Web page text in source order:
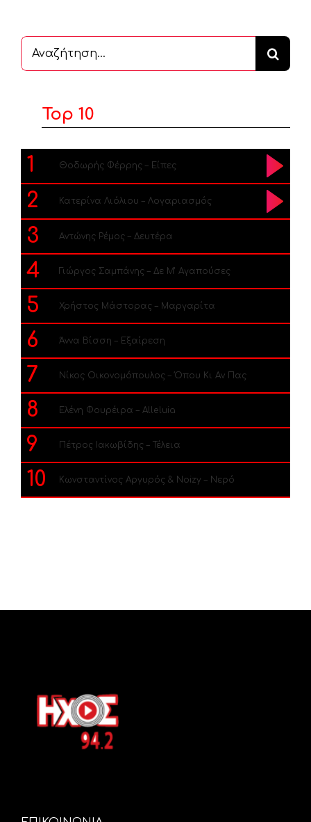
Αναζήτηση
...
Top 10
1 Θοδωρής Φέρρης – Είπες
2 Κατερίνα Λιόλιου – Λογαριασμός
3 Αντώνης Ρέμος – Δευτέρα
4 Γιώργος Σαμπάνης – Δε Μ’ Αγαπούσες
5 Χρήστος Μάστορας – Μαργαρίτα
6 Άννα Βίσση – Εξαίρεση
7 Νίκος Οικονομόπουλος – Όπου Κι Αν Πας
8 Ελένη Φουρέιρα – Alleluia
9 Πέτρος Ιακωβίδης – Τέλεια
10 Κωνσταντίνος Αργυρός & Noizy – Νερό